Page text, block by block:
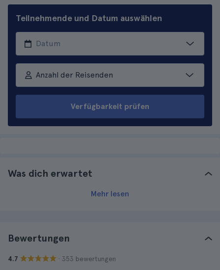
Teilnehmende und Datum auswählen
Anzahl der Reisenden
Verfügbarkeit prüfen
Was dich erwartet
Mehr lesen
Bewertungen
4.7 · 353 bewertungen